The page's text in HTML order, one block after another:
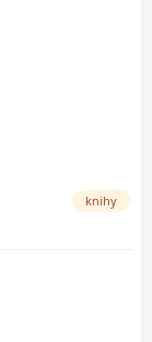
knihy